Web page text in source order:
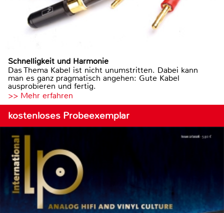
Schnelligkeit und Harmonie
Das Thema Kabel ist nicht unumstritten. Dabei kann
man es ganz pragmatisch angehen: Gute Kabel
ausprobieren und fertig.
>> Mehr erfahren
kostenloses Probeexemplar